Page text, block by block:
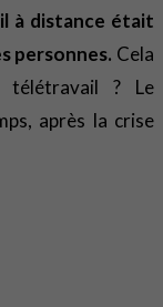
à distance était
personnes. Cela
télétravail ? Le
après la crise